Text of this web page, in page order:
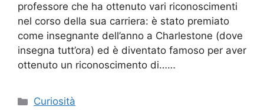
professore che ha ottenuto vari riconoscimenti
nel corso della sua carriera: è stato premiato
come insegnante dell’anno a Charlestone (dove
insegna tutt’ora) ed è diventato famoso per aver
ottenuto un riconoscimento di……
Categorie
Curiosità